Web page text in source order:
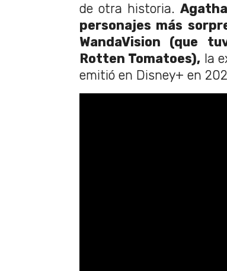
de otra historia.
personajes más
WandaVision (que
Rotten Tomatoes), la
emitió en Disney+ en